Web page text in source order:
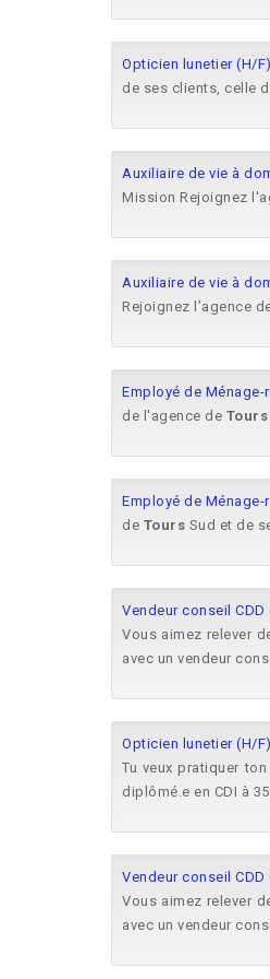
Opticien lunetier (H/
de ses clients, celle
Auxiliaire de vie à
Mission Rejoignez
Auxiliaire de vie à
Rejoignez l’agence
Employé de
de l'agence de Tours
Employé de
de Tours Sud et de
Vendeur conseil
Vous aimez relever
avec un vendeur
Opticien lunetier (H/
Tu veux pratiquer
diplômé.e en CDI à
Vendeur conseil
Vous aimez relever
avec un vendeur